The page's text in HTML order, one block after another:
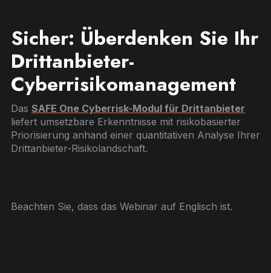
Sicher: Überdenken Sie Ihr
Drittanbieter-
Cyberrisikomanagement
Das SAFE One Cyberrisk-Modul für Drittanbieter
liefert umsetzbare Erkenntnisse mit risikobasierter
Priorisierung anhand einer quantitativen Analyse Ihrer
Drittanbieter-Risikolandschaft.
Beachten Sie, dass das Webinar auf Englisch ist.